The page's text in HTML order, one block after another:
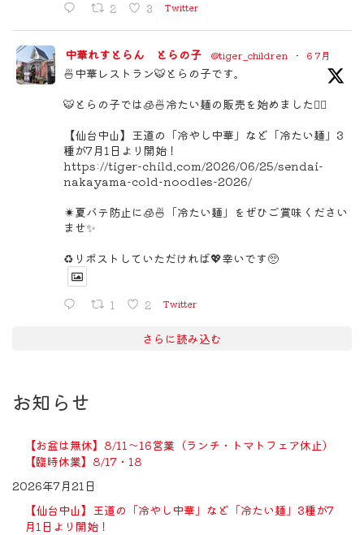
2 3 Twitter
中華れすとらん とらの子 @tiger_children · 6 7月
🍜中華レストラン🐯とらの子です。
🐯とらの子では🧊🍜冷たい麺の販売を始めました🙇‍♀️
【仙台中山】王道の「冷やし中華」など「冷たい麺」3
種が7月1日より開始！
https://tiger-child.com/2026/06/25/sendai-
nakayama-cold-noodles-2026/
☀️夏バテ防止に🧊🍜「冷たい麺」をぜひご賞味ください
ませ✨
♻️リポストしていただければ💖幸いです🥺
1 2 Twitter
さらに読み込む
お知らせ
【お盆は無休】8/11〜16営業（ランチ・トマトフェア休止）
【臨時休業】8/17・18
2026年7月21日
【仙台中山】王道の「冷やし中華」など「冷たい麺」3種が7
月1日より開始！